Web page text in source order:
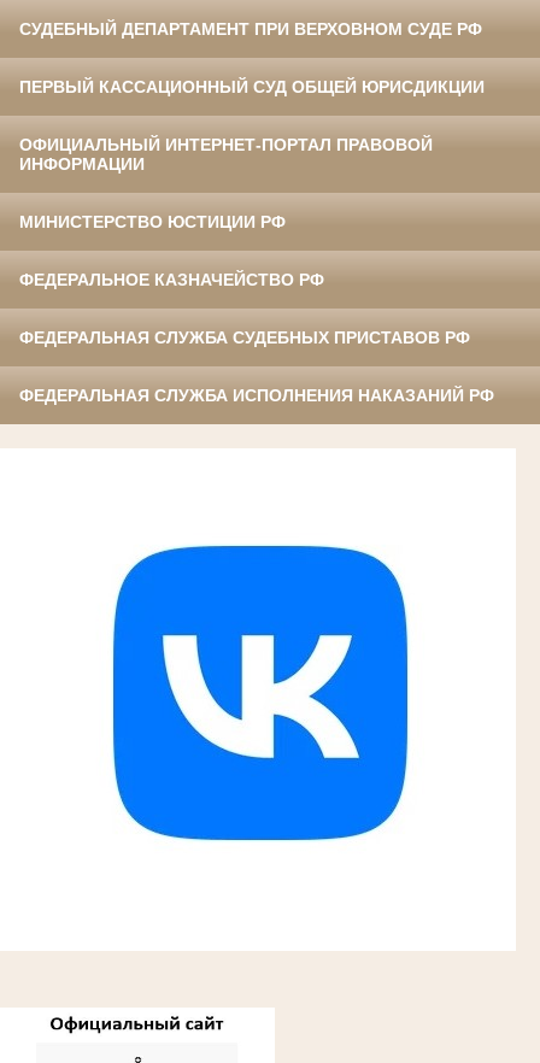
СУДЕБНЫЙ ДЕПАРТАМЕНТ ПРИ ВЕРХОВНОМ СУДЕ РФ
ПЕРВЫЙ КАССАЦИОННЫЙ СУД ОБЩЕЙ ЮРИСДИКЦИИ
ОФИЦИАЛЬНЫЙ ИНТЕРНЕТ-ПОРТАЛ ПРАВОВОЙ
ИНФОРМАЦИИ
МИНИСТЕРСТВО ЮСТИЦИИ РФ
ФЕДЕРАЛЬНОЕ КАЗНАЧЕЙСТВО РФ
ФЕДЕРАЛЬНАЯ СЛУЖБА СУДЕБНЫХ ПРИСТАВОВ РФ
ФЕДЕРАЛЬНАЯ СЛУЖБА ИСПОЛНЕНИЯ НАКАЗАНИЙ РФ